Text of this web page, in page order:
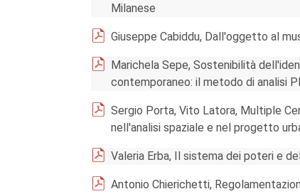
Milanese
Giuseppe Cabiddu, Dall'oggetto al
Marichela Sepe, Sostenibilità
contemporaneo: il metodo di analisi
Sergio Porta, Vito Latora, Multiple
nell'analisi spaziale e nel progetto
Valeria Erba, Il sistema dei poteri e
Antonio Chierichetti,